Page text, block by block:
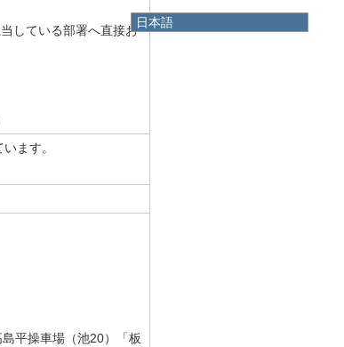
日本語
している部署へ直接お
ます。
平操車場（池20）「板